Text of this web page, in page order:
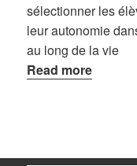
sélectionner les
leur autonomie
au long de la vie
Read more